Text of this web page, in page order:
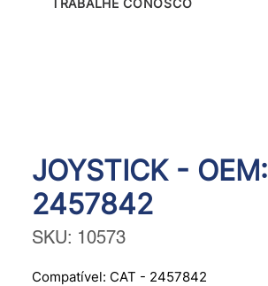
TRABALHE CONOSCO
JOYSTICK - OEM:
2457842
SKU: 10573
Compatível: CAT - 2457842